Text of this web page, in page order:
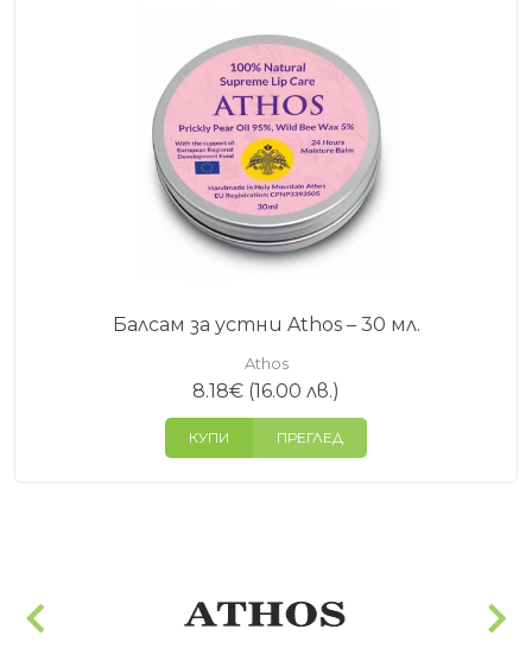
Балсам за устни Athos – 30 мл.
Athos
8.18€ (16.00 лв.)
КУПИ ПРЕГЛЕД